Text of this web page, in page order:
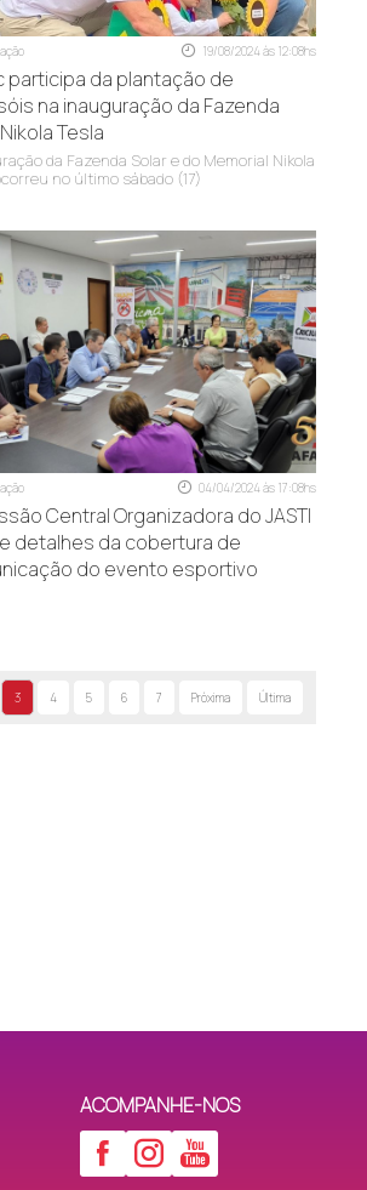
19/08/2024 às 12:08hs
participa da plantação de
na inauguração da Fazenda
Tesla
da Fazenda Solar e do Memorial Nikola
no último sábado (17)
04/04/2024 às 17:08hs
Central Organizadora do JASTI
detalhes da cobertura de
do evento esportivo
3 4 5 6 7 Próxima Última
ACOMPANHE-NOS